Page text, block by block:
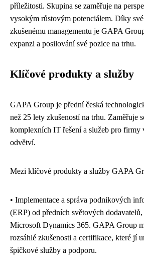
příležitosti. Skupina se zaměřuje na
vysokým růstovým potenciálem. Díky
zkušenému managementu je GAPA
expanzi a posilování své pozice na trhu.
Klíčové produkty a služby
GAPA Group je přední česká
než 25 lety zkušeností na trhu. Zaměřuje
komplexních IT řešení a služeb pro firmy
odvětví.
Mezi klíčové produkty a služby GAPA
• Implementace a správa podnikových
(ERP) od předních světových
Microsoft Dynamics 365. GAPA Group
rozsáhlé zkušenosti a certifikace, které jí
špičkové služby a podporu.